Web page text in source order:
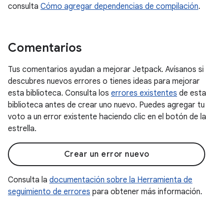
consulta Cómo agregar dependencias de compilación.
Comentarios
Tus comentarios ayudan a mejorar Jetpack. Avísanos si
descubres nuevos errores o tienes ideas para mejorar
esta biblioteca. Consulta los errores existentes de esta
biblioteca antes de crear uno nuevo. Puedes agregar tu
voto a un error existente haciendo clic en el botón de la
estrella.
Crear un error nuevo
Consulta la documentación sobre la Herramienta de
seguimiento de errores para obtener más información.